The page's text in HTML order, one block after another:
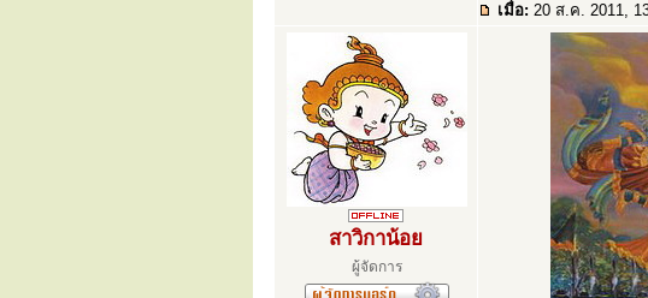
เมื่อ: 20 ส.ค. 2011,
สาวิกาน้อย
ผู้จัดการ